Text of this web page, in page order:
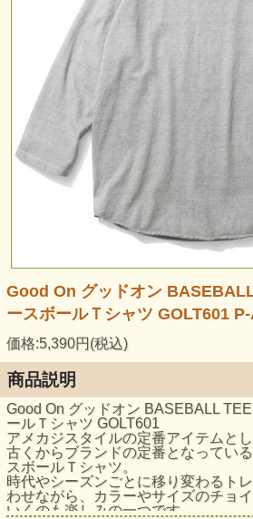
Good On グッドオン
ースボールＴシャツ GOLT601
価格:5,390円(税込)
商品説明
Good On グッドオン BASEBALL
ールＴシャツ GOLT601
アメカジスタイルの定番アイテムと
古くからブランドの定番となってい
スボールＴシャツ。
時代やシーズンごとに移り変わるト
わせながら、カラーやサイズのチョ
いくのも楽しみの一つです。